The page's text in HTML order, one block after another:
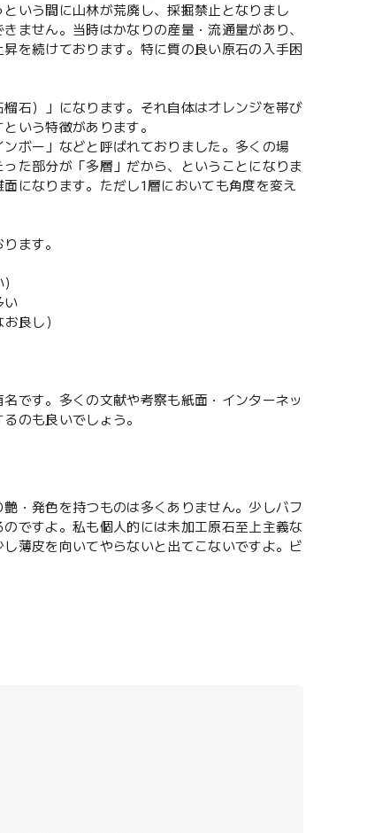
いう間に山林が荒廃し、採掘禁止となりまし
ません。当時はかなりの産量・流通量があり、
を続けております。特に質の良い原石の入手困
石）」になります。それ自体はオレンジを帯び
いう特徴があります。
ボー」などと呼ばれておりました。多くの場
た部分が「多層」だから、ということになりま
になります。ただし1層においても角度を変え
ます。
い
良し）
です。多くの文献や考察も紙面・インターネッ
のも良いでしょう。
・発色を持つものは多くありません。少しバフ
ですよ。私も個人的には未加工原石至上主義な
薄皮を向いてやらないと出てこないですよ。ビ